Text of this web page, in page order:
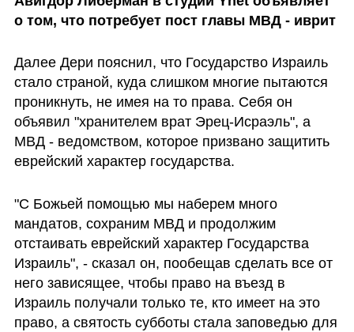
о том, что потребует пост главы МВД - иврит
Далее Дери пояснил, что Государство Израиль
стало страной, куда слишком многие пытаются
проникнуть, не имея на то права. Себя он
объявил "хранителем врат Эрец-Исраэль", а
МВД - ведомством, которое призвано защитить
еврейский характер государства.
"С Божьей помощью мы наберем много
мандатов, сохраним МВД и продолжим
отстаивать еврейский характер Государства
Израиль", - сказал он, пообещав сделать все от
него зависящее, чтобы право на въезд в
Израиль получали только те, кто имеет на это
право, а святость субботы стала заповедью для